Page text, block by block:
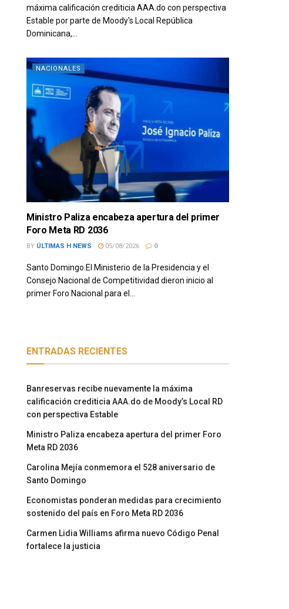
máxima calificación crediticia AAA.do con perspectiva
Estable por parte de Moody's Local República
Dominicana,...
NACIONALES
Ministro Paliza encabeza apertura del primer
Foro Meta RD 2036
BY ÚLTIMAS H NEWS 05/08/2026 0
Santo Domingo.El Ministerio de la Presidencia y el
Consejo Nacional de Competitividad dieron inicio al
primer Foro Nacional para el...
ENTRADAS RECIENTES
Banreservas recibe nuevamente la máxima
calificación crediticia AAA.do de Moody’s Local RD
con perspectiva Estable
Ministro Paliza encabeza apertura del primer Foro
Meta RD 2036
Carolina Mejía conmemora el 528 aniversario de
Santo Domingo
Economistas ponderan medidas para crecimiento
sostenido del país en Foro Meta RD 2036
Carmen Lidia Williams afirma nuevo Código Penal
fortalece la justicia